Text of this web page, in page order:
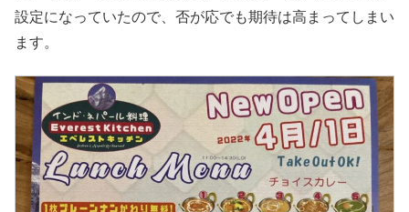
設定になっていたので、否が応でも期待は高まってしまい
ます。